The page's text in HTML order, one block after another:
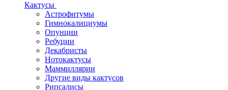
Кактусы
Астрофитумы
Гимнокалициумы
Опунции
Ребуции
Декабристы
Нотокактусы
Маммиллярии
Другие виды кактусов
Рипсалисы